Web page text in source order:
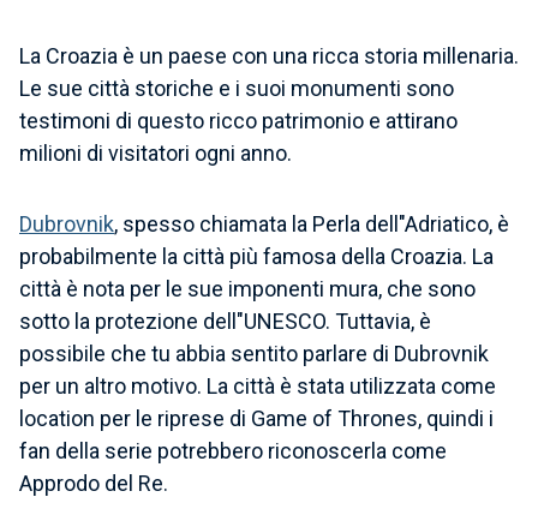
La Croazia è un paese con una ricca storia millenaria.
Le sue città storiche e i suoi monumenti sono
testimoni di questo ricco patrimonio e attirano
milioni di visitatori ogni anno.
Dubrovnik, spesso chiamata la Perla dell"Adriatico, è
probabilmente la città più famosa della Croazia. La
città è nota per le sue imponenti mura, che sono
sotto la protezione dell"UNESCO. Tuttavia, è
possibile che tu abbia sentito parlare di Dubrovnik
per un altro motivo. La città è stata utilizzata come
location per le riprese di Game of Thrones, quindi i
fan della serie potrebbero riconoscerla come
Approdo del Re.